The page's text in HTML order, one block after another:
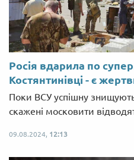
Росія вдарила по
Костянтинівці - є
Поки ВСУ успішну знищують
скажені московити
09.08.2024, 12:13